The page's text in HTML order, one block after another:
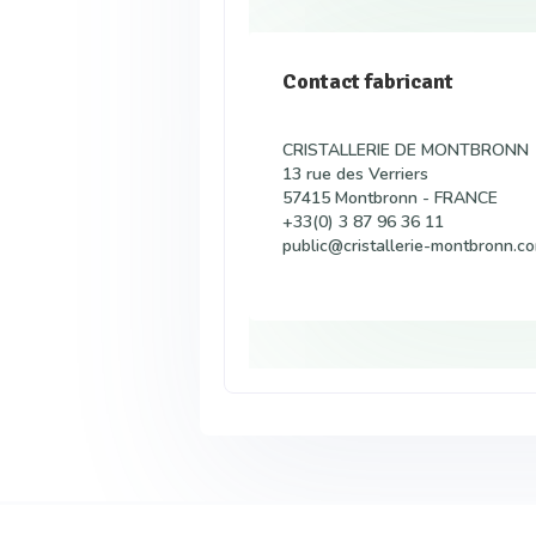
Contact fabricant
CRISTALLERIE DE MONTBRONN
13 rue des Verriers
57415 Montbronn - FRANCE
+33(0) 3 87 96 36 11
public@cristallerie-